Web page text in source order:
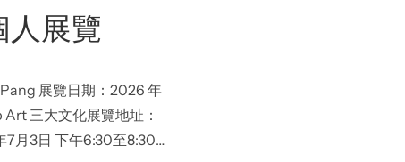
人展覽
展覽日期：2026 年
三大文化展覽地址：
7月3日 下午6:30至8:30